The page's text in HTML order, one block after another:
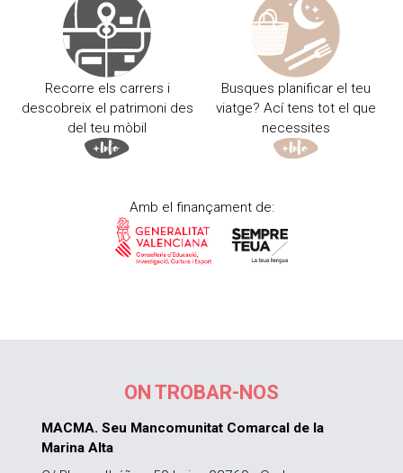
Recorre els carrers i
descobreix el patrimoni des
del teu mòbil
Busques planificar el teu
viatge? Ací tens tot el que
necessites
Amb el finançament de:
ON TROBAR-NOS
MACMA. Seu Mancomunitat Comarcal de la
Marina Alta